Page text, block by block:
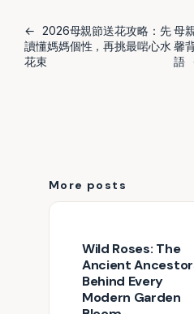
← 2026母親節送花攻略：先
讀懂媽媽個性，再挑最啱心水
花束
母
馨
語
More posts
Wild Roses: The
Ancient
Behind Every
Modern Garden